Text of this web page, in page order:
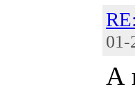
01-
А